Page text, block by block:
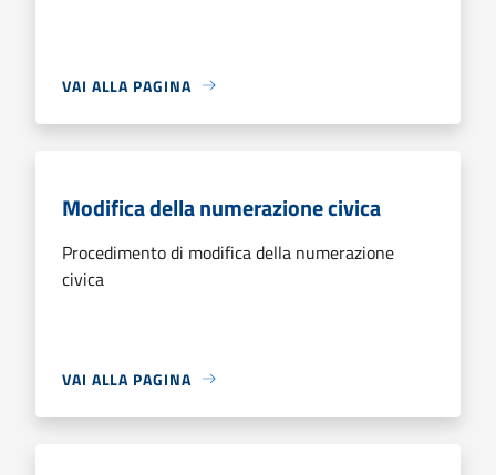
VAI ALLA PAGINA
Modifica della numerazione civica
Procedimento di modifica della numerazione
civica
VAI ALLA PAGINA